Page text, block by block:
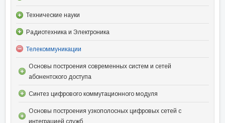
Технические науки
Радиотехника и Электроника
Телекоммуникации
Основы построения современных систем и сетей
абонентского доступа
Синтез цифрового коммутационного модуля
Основы построения узкополосных цифровых сетей с
интеграцией служб